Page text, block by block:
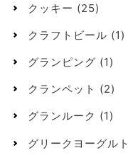
クッキー (25)
クラフトビール (1)
グランピング (1)
クランペット (2)
グランルーク (1)
グリークヨーグルト